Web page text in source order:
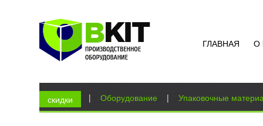
ГЛАВНАЯ О
Вы здесь
Главная | Оборудование | Упаковочные
скидки